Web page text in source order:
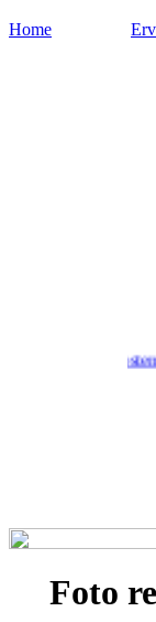
Home
paragnosten
Foto